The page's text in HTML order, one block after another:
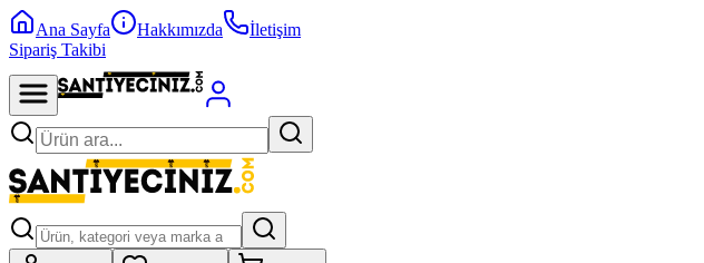
Ana Sayfa Hakkımızda
İletişim
Sipariş Takibi